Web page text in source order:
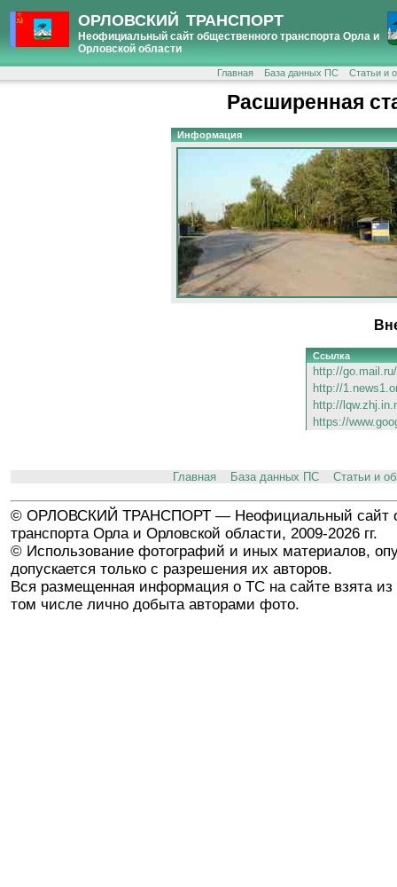
ОРЛОВСКИЙ ТРАНСПОРТ
Неофициальный сайт общественного транспорта Орла и
Орловской области
Главная База данных ПС Статьи и
Расширенная
Информация
Ссылка
http://
http://
http://
https://
Главная База данных ПС Статьи и
© ОРЛОВСКИЙ ТРАНСПОРТ — Неофициальный сайт
транспорта Орла и Орловской области, 2009-2026 гг.
© Использование фотографий и иных материалов,
допускается только с разрешения их авторов.
Вся размещенная информация о ТС на сайте взята из
том числе лично добыта авторами фото.